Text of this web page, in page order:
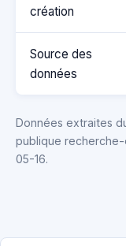
création
Source des
données
Données extraites
publique
05-16.